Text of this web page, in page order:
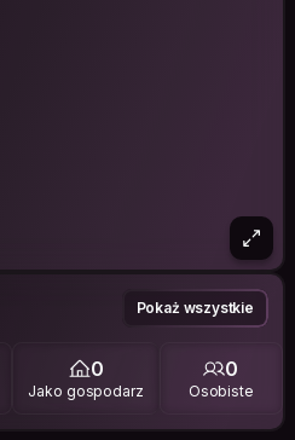
Pokaż wszystkie
0
Jako gospodarz
0
Osobiste